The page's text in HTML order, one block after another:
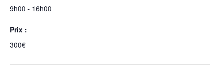
9h00 - 16h00
Prix :
300€